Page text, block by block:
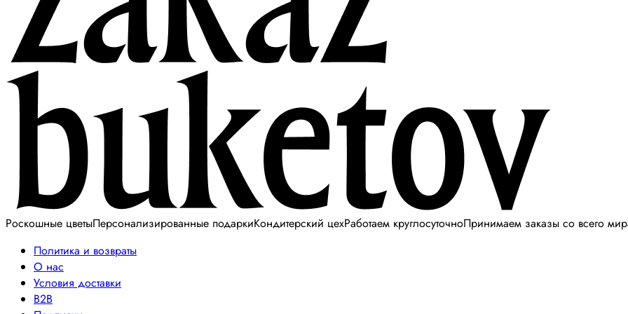
Роскошные цветыПерсонализированные подаркиКондитерский цехРаботаем круглосуточноПринимаем заказы со всего
Политика и возвраты
О нас
Условия доставки
B2B